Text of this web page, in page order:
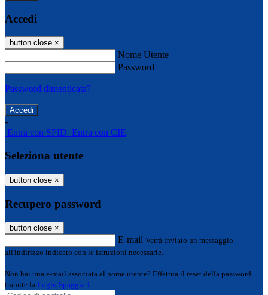
Accedi
button close ×
Nome Utente
Password
Password dimenticata?
-
Entra con SPID Entra con CIE
Seleziona utente
button close ×
Recupero password
button close ×
E-mail Verrà inviato un messaggio
all'indirizzo indicato con le istruzioni necessarie.
Non hai una e-mail associata al nome utente? Effettua il reset della password
tramite la Login Spaggiari